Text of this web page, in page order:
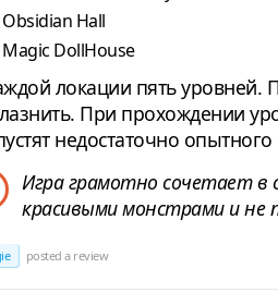
Obsidian Hall
Magic DollHouse
локации пять уровней.
При прохождении
недостаточно
Игра грамотно сочетает в
красивыми монстрами и не
posted a review